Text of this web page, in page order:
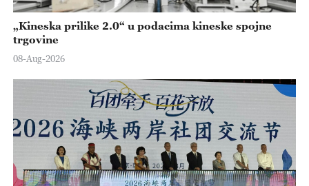
„Kineska prilike 2.0“ u podacima kineske spojne
trgovine
08-Aug-2026